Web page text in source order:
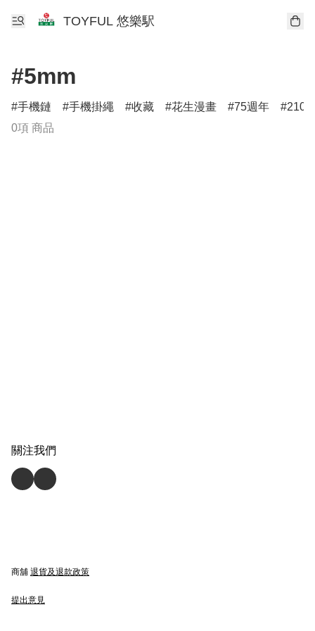
TOYFUL 悠樂駅
#5mm
手機鏈 手機掛繩 收藏 花生漫畫 75週年
210
0項 商品
關注我們
商舖 退貨及退款政策
提出意見